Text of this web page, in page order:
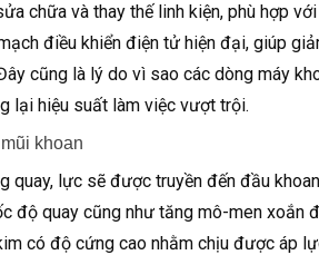
chữa và thay thế linh kiện, phù hợp
điều khiển điện tử hiện đại, giúp
cũng là lý do vì sao các dòng máy
lại hiệu suất làm việc vượt trội.
khoan
quay, lực sẽ được truyền đến đầu
độ quay cũng như tăng mô-men xoắn
có độ cứng cao nhằm chịu được áp